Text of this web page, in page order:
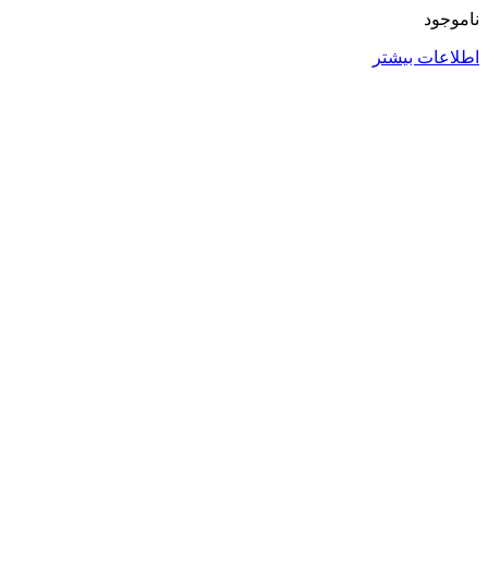
ناموجود
اطلاعات بیشتر